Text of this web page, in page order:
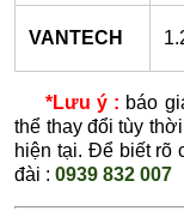
VANTECH
*Lưu ý : báo
thể thay đổi tùy
hiện tại. Để biết rõ
đài :0939 832 007